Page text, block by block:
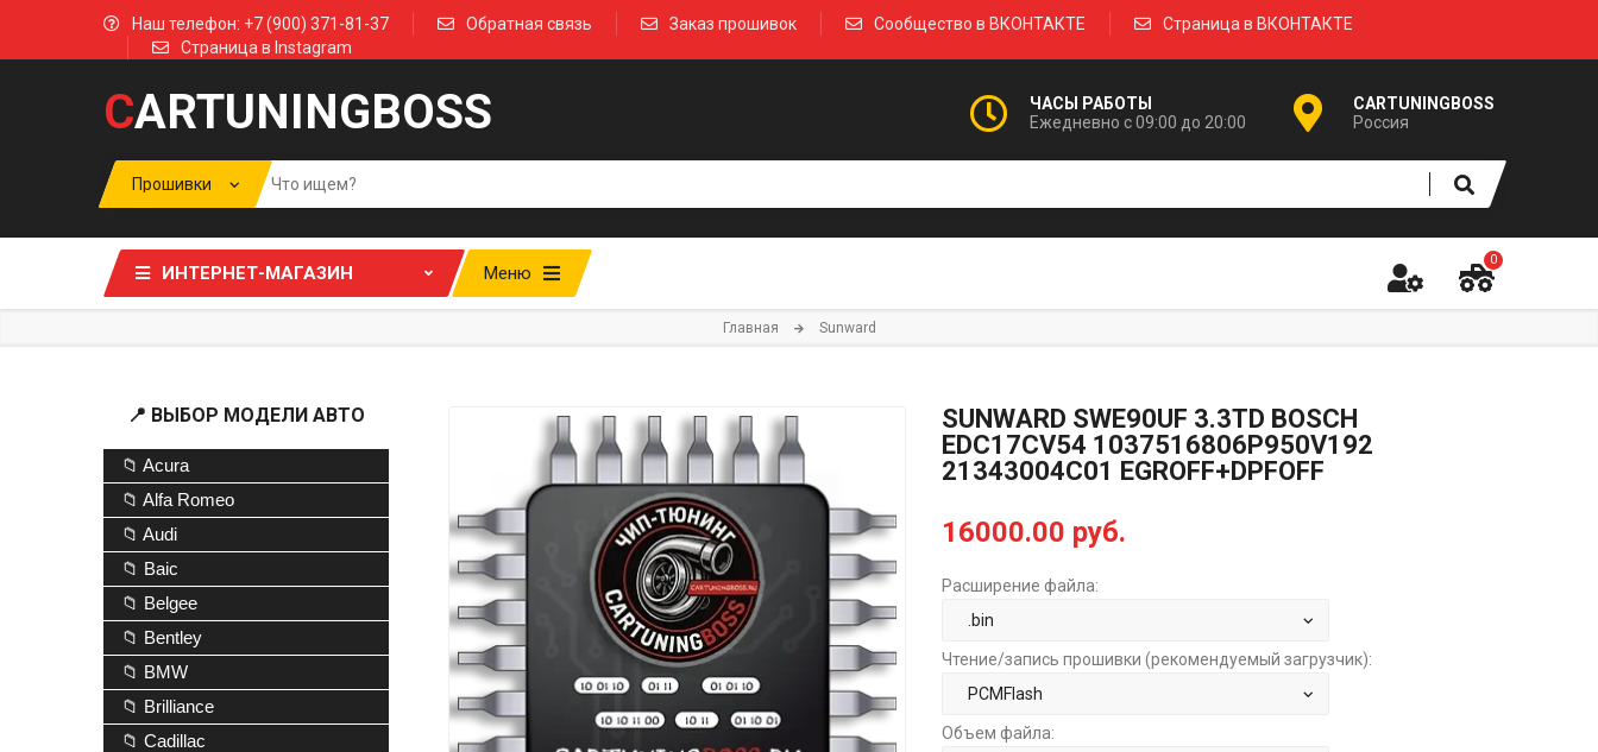
Наш телефон: +7 (900) 371-81-37 Обратная связь Заказ прошивок Сообщество в ВКОНТАКТЕ
Страница в ВКОНТАКТЕ
Страница в Instagram
CARTUNINGBOSS
ЧАСЫ РАБОТЫ
Ежедневно с 09:00 до 20:00
CARTUNINGBOSS
Россия
ИНТЕРНЕТ-МАГАЗИН Меню
0
Главная Sunward
SUNWARD SWE90UF 3.3TD BOSCH
EDC17CV54 1037516806P950V192
21343004C01 EGROFF+DPFOFF
16000.00 руб.
Расширение файла:
Чтение/запись прошивки (рекомендуемый загрузчик):
Объем файла:
📍 ВЫБОР МОДЕЛИ АВТО
📁 Acura
📁 Alfa Romeo
📁 Audi
📁 Baic
📁 Belgee
📁 Bentley
📁 BMW
📁 Brilliance
📁 Cadillac